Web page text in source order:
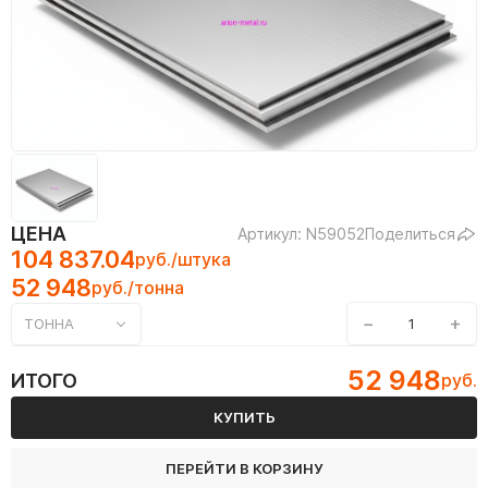
ЦЕНА Артикул: N59052Поделиться
104 837.04руб./штука
52 948руб./тонна
ТОННА − +
ИТОГО 52 948руб.
КУПИТЬ
ПЕРЕЙТИ В КОРЗИНУ